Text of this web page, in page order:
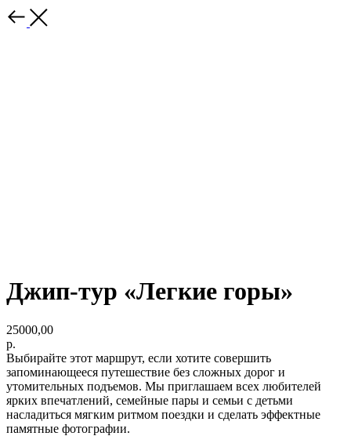
Джип-тур «Легкие горы»
25000,00
р.
Выбирайте этот маршрут, если хотите совершить
запоминающееся путешествие без сложных дорог и
утомительных подъемов. Мы приглашаем всех любителей
ярких впечатлений, семейные пары и семьи с детьми
насладиться мягким ритмом поездки и сделать эффектные
памятные фотографии.